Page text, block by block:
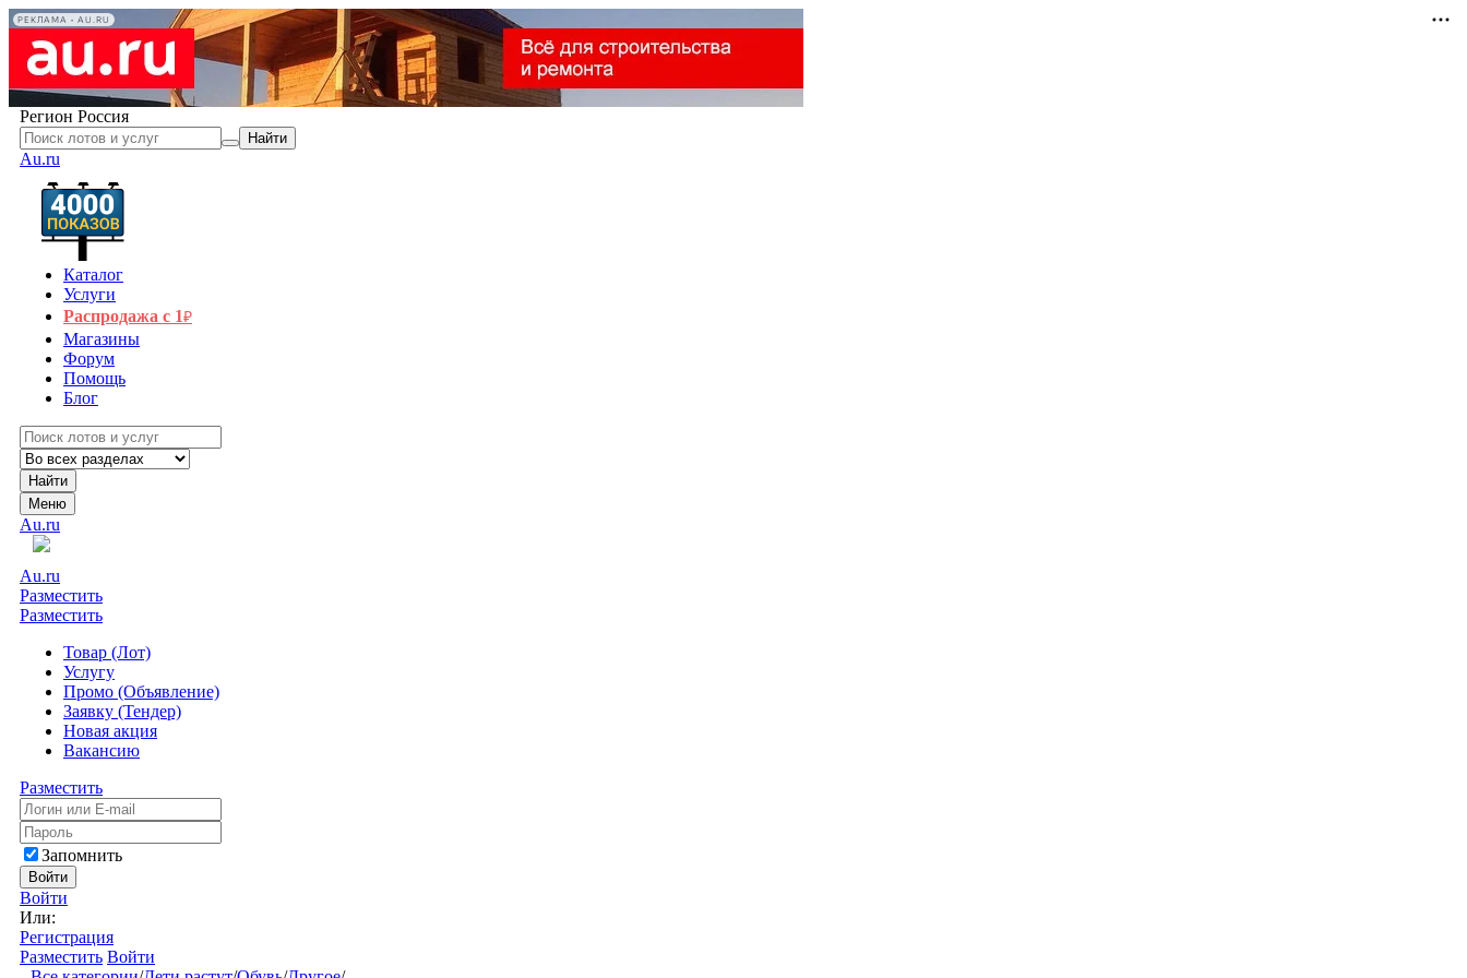
РЕКЛАМА • AU.RU
Регион Россия
Найти
Au.ru
Каталог
Услуги
Распродажа с 1₽
Магазины
Форум
Помощь
Блог
Найти
Меню
Au.ru
Au.ru
Разместить
Разместить
Товар (Лот)
Услугу
Промо (Объявление)
Заявку (Тендер)
Новая акция
Вакансию
Разместить
Запомнить
Войти
Войти
Или:
Регистрация
Разместить Войти